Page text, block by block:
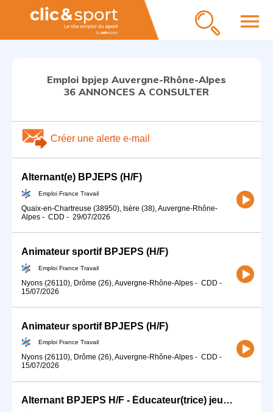
menu
Emploi bpjep Auvergne-Rhône-Alpes
36 ANNONCES A CONSULTER
Créer une alerte e-mail
Alternant(e) BPJEPS (H/F)
Emploi France Travail
Quaix-en-Chartreuse (38950), Isère (38), Auvergne-Rhône-
Alpes - CDD - 29/07/2026
Animateur sportif BPJEPS (H/F)
Emploi France Travail
Nyons (26110), Drôme (26), Auvergne-Rhône-Alpes - CDD -
15/07/2026
Animateur sportif BPJEPS (H/F)
Emploi France Travail
Nyons (26110), Drôme (26), Auvergne-Rhône-Alpes - CDD -
15/07/2026
Alternant BPJEPS H/F - Éducateur(trice) jeunes